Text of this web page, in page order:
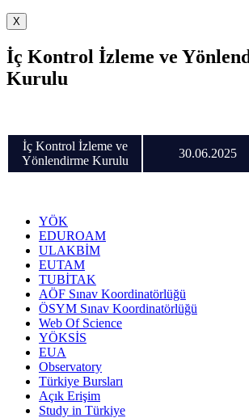
X
İç Kontrol İzleme ve
Kurulu
İç Kontrol İzleme ve
Yönlendirme Kurulu
30.06.2025
YÖK
EDUROAM
ULAKBİM
EUTAM
TUBİTAK
AÖF Sınav Koordinatörlüğü
ÖSYM Sınav Koordinatörlüğü
Web Of Science
YÖKSİS
EUA
Observatory
Türkiye Bursları
Açık Erişim
Study in Türkiye